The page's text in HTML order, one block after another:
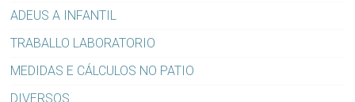
ADEUS A INFANTIL
TRABALLO LABORATORIO
MEDIDAS E CÁLCULOS NO PATIO
DIVERSOS